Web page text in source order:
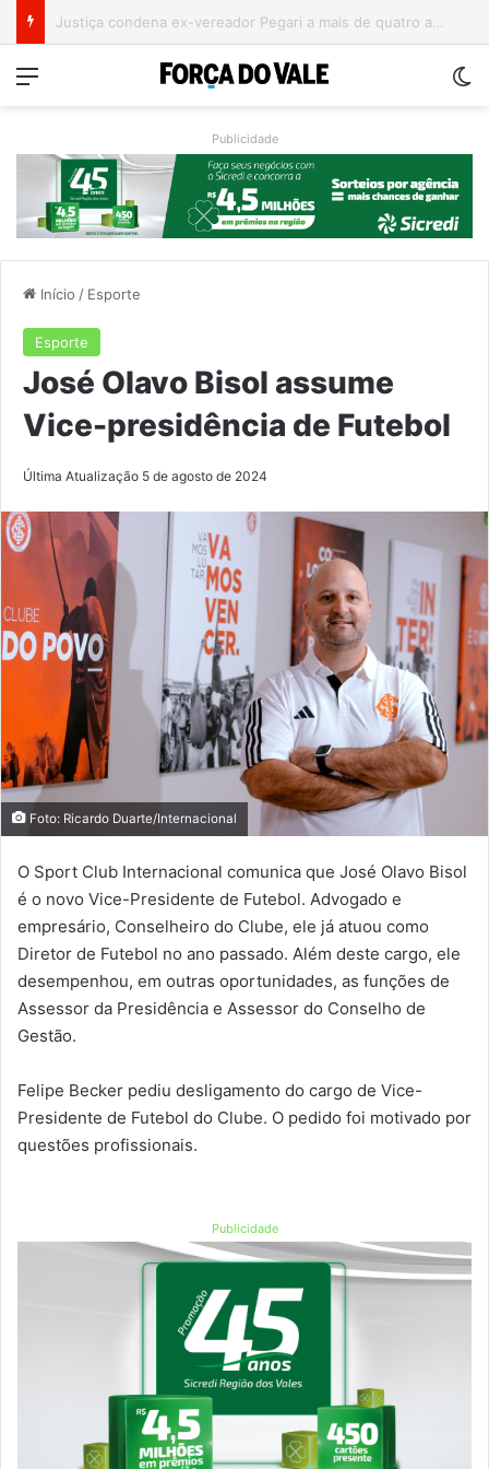
Menu
Publicidade
Início / Esporte
Esporte
José Olavo Bisol assume
Vice-presidência de Futebol
Última Atualização 5 de agosto de 2024
Foto: Ricardo Duarte/Internacional
O Sport Club Internacional comunica que José Olavo Bisol
é o novo Vice-Presidente de Futebol. Advogado e
empresário, Conselheiro do Clube, ele já atuou como
Diretor de Futebol no ano passado. Além deste cargo, ele
desempenhou, em outras oportunidades, as funções de
Assessor da Presidência e Assessor do Conselho de
Gestão.
Felipe Becker pediu desligamento do cargo de Vice-
Presidente de Futebol do Clube. O pedido foi motivado por
questões profissionais.
Publicidade